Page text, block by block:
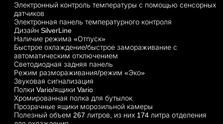
Электронный контроль температуры с помощью сенсорных
датчиков
Электронная панель температурного контроля
Дизайн SilverLine
Наличие режима «Отпуск»
Быстрое охлаждение/быстрое замораживание с
автоматическим отключением
Светодиодная задняя панель
Режим размораживания/режим «Эко»
Звуковая сигнализация
Полки Vario/ящики Vario
Хромированная полка для бутылок
Прозрачные ящики морозильной камеры
Полезный объем 267 литров, из них 174 литра отделения